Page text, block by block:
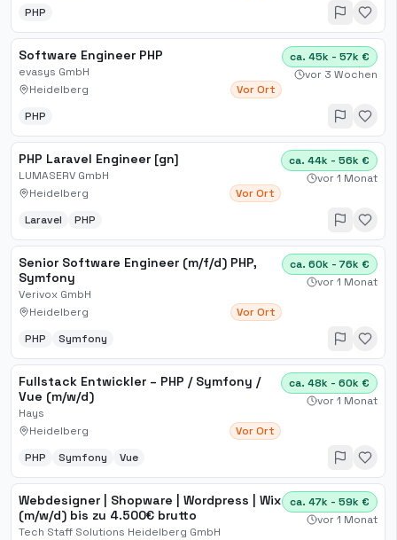
PHP
Software Engineer PHP
evasys GmbH
Heidelberg
Vor Ort
ca. 45k - 57k €
vor 3 Wochen
PHP
PHP Laravel Engineer [gn]
LUMASERV GmbH
Heidelberg
Vor Ort
ca. 44k - 56k €
vor 1 Monat
Laravel PHP
Senior Software Engineer (m/f/d) PHP,
Symfony
Verivox GmbH
Heidelberg
Vor Ort
ca. 60k - 76k €
vor 1 Monat
PHP Symfony
Fullstack Entwickler – PHP / Symfony /
Vue (m/w/d)
Hays
Heidelberg
Vor Ort
ca. 48k - 60k €
vor 1 Monat
PHP Symfony Vue
Webdesigner | Shopware | Wordpress | Wix
(m/w/d) bis zu 4.500€ brutto
Tech Staff Solutions Heidelberg GmbH
ca. 47k - 59k €
vor 1 Monat